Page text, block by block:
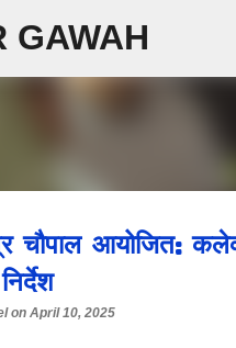
GAWAH
चौपाल आयोजित:
on April 10, 2025